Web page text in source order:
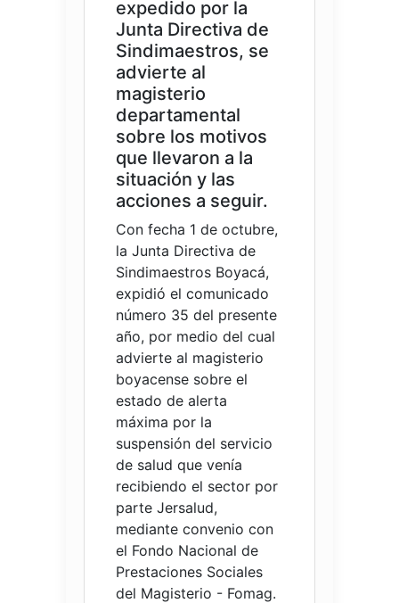
expedido por la
Junta Directiva de
Sindimaestros, se
advierte al
magisterio
departamental
sobre los motivos
que llevaron a la
situación y las
acciones a seguir.
Con fecha 1 de octubre,
la Junta Directiva de
Sindimaestros Boyacá,
expidió el comunicado
número 35 del presente
año, por medio del cual
advierte al magisterio
boyacense sobre el
estado de alerta
máxima por la
suspensión del servicio
de salud que venía
recibiendo el sector por
parte Jersalud,
mediante convenio con
el Fondo Nacional de
Prestaciones Sociales
del Magisterio - Fomag.